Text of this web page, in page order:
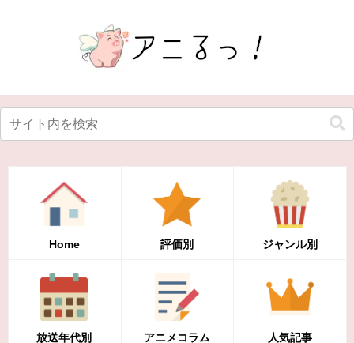
Home 評価別 ジャンル別
放送年代別 アニメコラム 人気記事